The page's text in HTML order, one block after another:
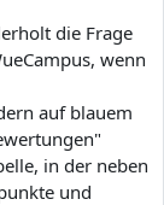
die Frage
wenn
auf blauem
in der neben
und